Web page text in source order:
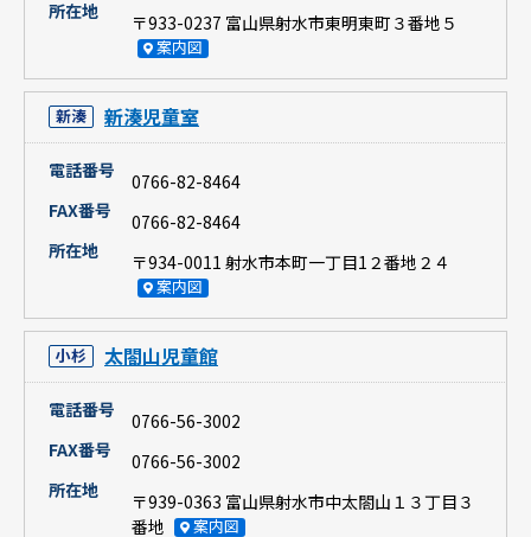
所在地
〒933-0237 富山県射水市東明東町３番地５
案内図
新湊 新湊児童室
電話番号
0766-82-8464
FAX番号
0766-82-8464
所在地
〒934-0011 射水市本町一丁目1２番地２４
案内図
小杉 太閤山児童館
電話番号
0766-56-3002
FAX番号
0766-56-3002
所在地
〒939-0363 富山県射水市中太閤山１３丁目３
番地
案内図